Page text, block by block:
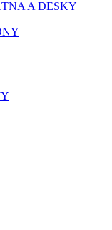
A DESKY